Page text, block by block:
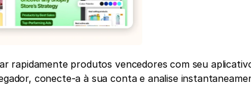
rapidamente produtos vencedores com seu
conecte-a à sua conta e analise